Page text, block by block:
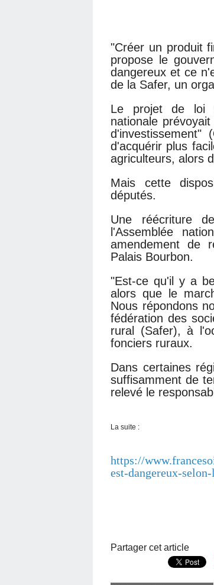
"Créer un produit
propose le
dangereux et ce
de la Safer, un
Le projet de loi
nationale
d'investissement"
d'acquérir plus
agriculteurs, alors
Mais cette
députés.
Une réécriture
l'Assemblée
amendement de
Palais Bourbon.
"Est-ce qu'il y a
alors que le
Nous répondons
fédération des
rural (Safer), à
fonciers ruraux.
Dans certaines
suffisamment de
relevé le
La suite :
https://
est-dangereux-
Partager cet article